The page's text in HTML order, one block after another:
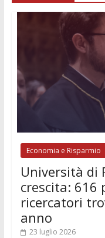
Economia e Risparmio
Università di
crescita: 616
ricercatori
anno
23 luglio 2026